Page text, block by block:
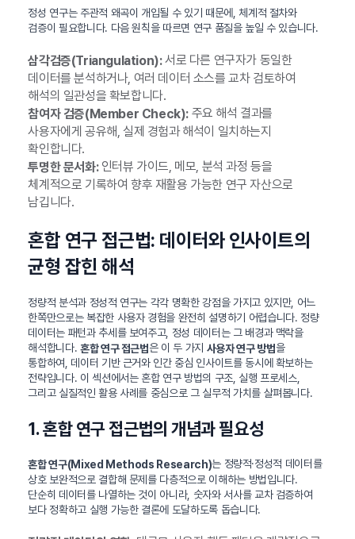
정성 연구는 주관적 왜곡이 개입될 수 있기 때문에, 체계적 절차와
검증이 필요합니다. 다음 원칙을 따르면 연구 품질을 높일 수 있습니다.
삼각검증(Triangulation):서로 다른 연구자가 동일한
데이터를 분석하거나, 여러 데이터 소스를 교차 검토하여
해석의 일관성을 확보합니다.
참여자 검증(Member Check):주요 해석 결과를
사용자에게 공유해, 실제 경험과 해석이 일치하는지
확인합니다.
투명한 문서화:인터뷰 가이드, 메모, 분석 과정 등을
체계적으로 기록하여 향후 재활용 가능한 연구 자산으로
남깁니다.
혼합 연구 접근법: 데이터와 인사이트의
균형 잡힌 해석
정량적 분석과 정성적 연구는 각각 명확한 강점을 가지고 있지만, 어느
한쪽만으로는 복잡한 사용자 경험을 완전히 설명하기 어렵습니다. 정량
데이터는 패턴과 추세를 보여주고, 정성 데이터는 그 배경과 맥락을
해석합니다. 혼합 연구 접근법은 이 두 가지 사용자 연구 방법을
통합하여, 데이터 기반 근거와 인간 중심 인사이트를 동시에 확보하는
전략입니다. 이 섹션에서는 혼합 연구 방법의 구조, 실행 프로세스,
그리고 실질적인 활용 사례를 중심으로 그 실무적 가치를 살펴봅니다.
1. 혼합 연구 접근법의 개념과 필요성
혼합 연구(Mixed Methods Research)는 정량적·정성적 데이터를
상호 보완적으로 결합해 문제를 다층적으로 이해하는 방법입니다.
단순히 데이터를 나열하는 것이 아니라, 숫자와 서사를 교차 검증하여
보다 정확하고 실행 가능한 결론에 도달하도록 돕습니다.